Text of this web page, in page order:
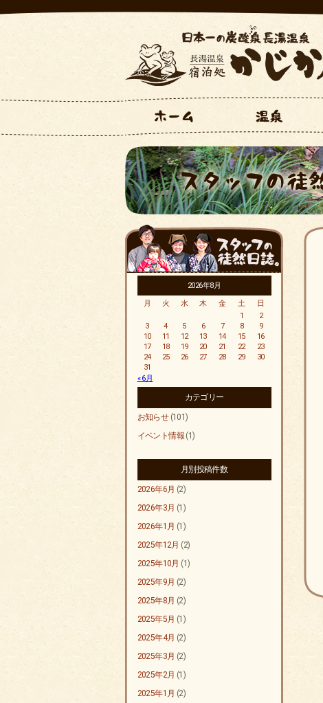
2026年8月
月
火 水 木 金 土
日
1
2
3
4 5 6 7 8
9
10
11 12 13 14 15
16
17
18 19 20 21 22
23
24
25 26 27 28 29
30
31
« 6月
カテゴリー
お知らせ(101)
イベント情報(1)
月別投稿件数
2026年6月 (2)
2026年3月 (1)
2026年1月 (1)
2025年12月 (2)
2025年10月 (1)
2025年9月 (2)
2025年8月 (2)
2025年5月 (1)
2025年4月 (2)
2025年3月 (2)
2025年2月 (1)
2025年1月 (2)